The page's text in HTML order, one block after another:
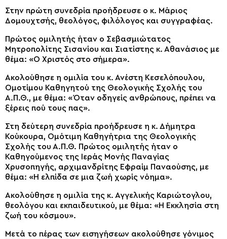
Στην πρώτη συνεδρία προήδρευσε ο κ. Μάριος
Δομουχτσής, θεολόγος, φιλόλογος και συγγραφέας.
Πρώτος ομιλητής ήταν ο Σεβασμιώτατος
Μητροπολίτης Σισανίου και Σιατίστης κ. Αθανάσιος με
θέμα: «Ο Χριστός στο σήμερα».
Ακολούθησε η ομιλία του κ. Ανέστη Κεσελόπουλου,
Ομοτίμου Καθηγητού της Θεολογικής Σχολής του
Α.Π.Θ., με θέμα: «Όταν οδηγείς ανθρώπους, πρέπει να
ξέρεις πού τους πας».
Στη δεύτερη συνεδρία προήδρευσε η κ. Δήμητρα
Κούκουρα, Ομότιμη Καθηγήτρια της Θεολογικής
Σχολής του Α.Π.Θ. Πρώτος ομιλητής ήταν ο
Καθηγούμενος της Ιεράς Μονής Παναγίας
Χρυσοπηγής, αρχιμανδρίτης Εφραίμ Παναούσης, με
θέμα: «Η ελπίδα σε μια ζωή χωρίς νόημα».
Ακολούθησε η ομιλία της κ. Αγγελικής Καριώτογλου,
θεολόγου και εκπαιδευτικού, με θέμα: «Η Εκκλησία στη
ζωή του κόσμου».
Μετά το πέρας των εισηγήσεων ακολούθησε γόνιμος